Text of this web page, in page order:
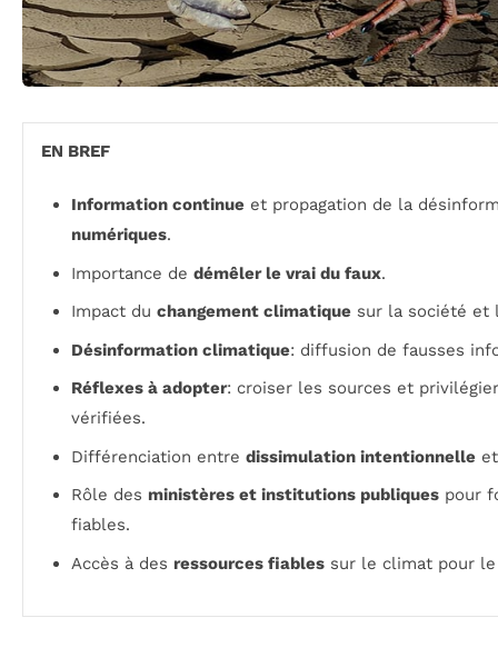
EN BREF
Information continue et propagation de la
numériques.
Importance de démêler le vrai du faux.
Impact du changement climatique sur la société et
Désinformation climatique: diffusion de fausses
Réflexes à adopter: croiser les sources et
vérifiées.
Différenciation entre dissimulation intentionnelle
Rôle des ministères et institutions publiques pour
fiables.
Accès à des ressources fiables sur le climat pour